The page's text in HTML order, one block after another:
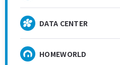
DATA CENTER
HOMEWORLD